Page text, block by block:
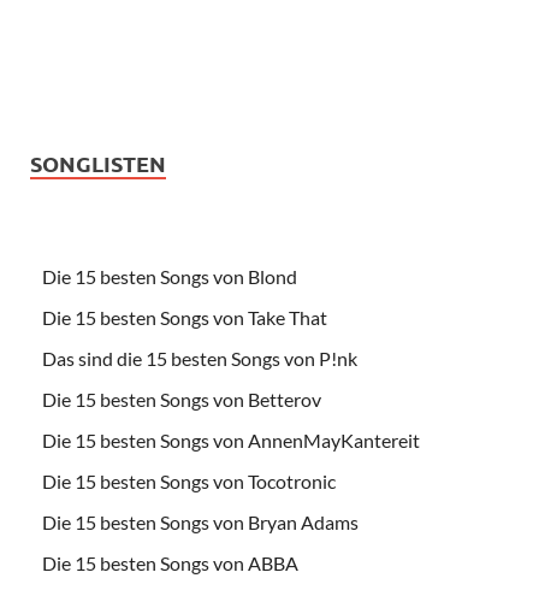
SONGLISTEN
Die 15 besten Songs von Blond
Die 15 besten Songs von Take That
Das sind die 15 besten Songs von P!nk
Die 15 besten Songs von Betterov
Die 15 besten Songs von AnnenMayKantereit
Die 15 besten Songs von Tocotronic
Die 15 besten Songs von Bryan Adams
Die 15 besten Songs von ABBA